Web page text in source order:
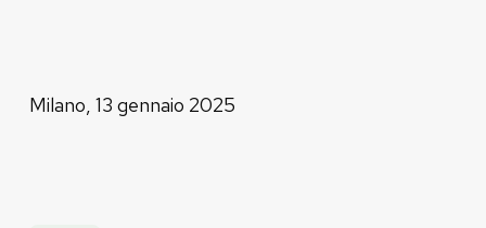
Milano, 13 gennaio 2025